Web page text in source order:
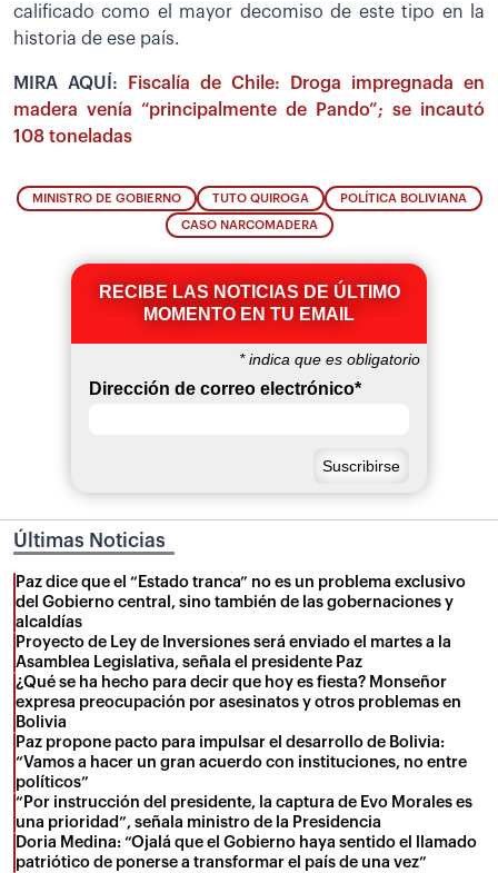
calificado como el mayor decomiso de este tipo en la
historia de ese país.
MIRA AQUÍ:
Fiscalía de Chile: Droga impregnada en
madera venía “principalmente de Pando”; se incautó
108 toneladas
MINISTRO DE GOBIERNO TUTO QUIROGA POLÍTICA BOLIVIANA
CASO NARCOMADERA
RECIBE LAS NOTICIAS DE ÚLTIMO
MOMENTO EN TU EMAIL
*indica que es obligatorio
Dirección de correo electrónico*
Últimas Noticias
Paz dice que el “Estado tranca” no es un problema exclusivo
del Gobierno central, sino también de las gobernaciones y
alcaldías
Proyecto de Ley de Inversiones será enviado el martes a la
Asamblea Legislativa, señala el presidente Paz
¿Qué se ha hecho para decir que hoy es fiesta? Monseñor
expresa preocupación por asesinatos y otros problemas en
Bolivia
Paz propone pacto para impulsar el desarrollo de Bolivia:
“Vamos a hacer un gran acuerdo con instituciones, no entre
políticos”
“Por instrucción del presidente, la captura de Evo Morales es
una prioridad”, señala ministro de la Presidencia
Doria Medina: “Ojalá que el Gobierno haya sentido el llamado
patriótico de ponerse a transformar el país de una vez”